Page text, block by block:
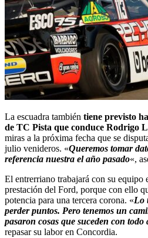
La escuadra también tiene previsto
de TC Pista que conduce Rodrigo
miras a la próxima fecha que se
julio venideros. «Queremos tomar
referencia nuestra el año pasado«,
El entrerriano trabajará con su equipo
prestación del Ford, porque con ello
potencia para una tercera corona. «Lo
perder puntos. Pero tenemos un
pasaron cosas que suceden con todo
repasar su labor en Concordia.